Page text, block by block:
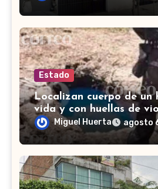
Estado
Localizan cuerpo de un
vida y con huellas de
Tenería del Santuario,
Miguel Huerta agosto